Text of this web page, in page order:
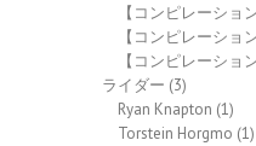
【コンピレーショ
【コンピレーショ
【コンピレーショ
ライダー (3)
Ryan Knapton (1)
Torstein Horgmo (1)